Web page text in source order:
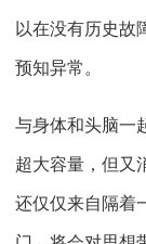
以在没有历史故
预知异常。
与身体和头脑一
超大容量，但又
还仅仅来自隔着